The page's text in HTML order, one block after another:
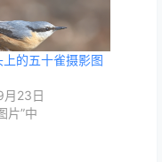
的五十雀摄影图
23日
片”中